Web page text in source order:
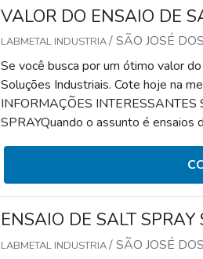
VALOR DO ENSAIO DE
LABMETAL INDUSTRIA/ SÃO JOSÉ
Se você busca por um ótimo valor
Soluções Industriais. Cote hoje na
INFORMAÇÕES
SPRAYQuando o assunto é ensaios
identificação e o controle do
serviço pode ser reconhecido por
ENSAIO DE SALT SPRAY
LABMETAL INDUSTRIA/ SÃO JOSÉ